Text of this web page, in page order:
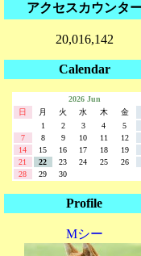
アクセスカウンタ
20,016,142
Calendar
2026 Jun
日
月 火 水 木 金
1
2 3 4 5
7
8 9 10 11 12
14
15 16 17 18 19
21
22 23 24 25 26
28
29 30
Profile
Mシー